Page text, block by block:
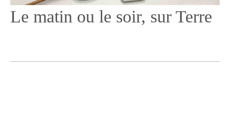
Le matin ou le soir, sur Terre